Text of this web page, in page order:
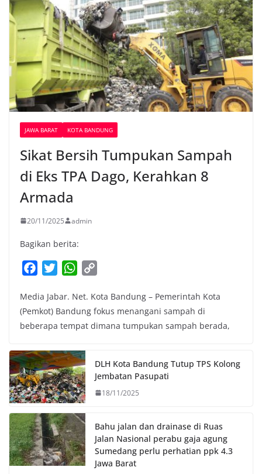
JAWA BARAT KOTA BANDUNG
Sikat Bersih Tumpukan Sampah
di Eks TPA Dago, Kerahkan 8
Armada
20/11/2025 admin
Bagikan berita:
c
e
b
o
k
i
t
t
r
W
a
t
s
p
p
p
y
L
n
k
Media Jabar. Net. Kota Bandung – Pemerintah Kota
(Pemkot) Bandung fokus menangani sampah di
beberapa tempat dimana tumpukan sampah berada,
DLH Kota Bandung Tutup TPS Kolong
Jembatan Pasupati
18/11/2025
Bahu jalan dan drainase di Ruas
Jalan Nasional perabu gaja agung
Sumedang perlu perhatian ppk 4.3
Jawa Barat